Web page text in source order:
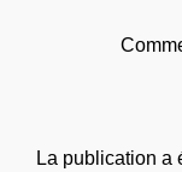
La publication a